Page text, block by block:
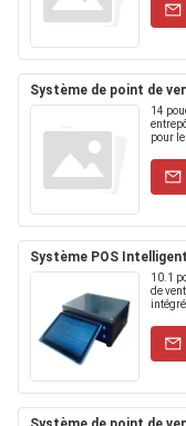
Système de point de
14
pour
Système POS
10.1
de
intégré